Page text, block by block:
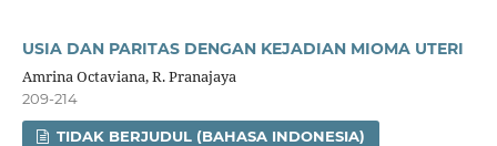
USIA DAN PARITAS DENGAN KEJADIAN MIOMA UTERI
Amrina Octaviana, R. Pranajaya
209-214
TIDAK BERJUDUL (BAHASA INDONESIA)